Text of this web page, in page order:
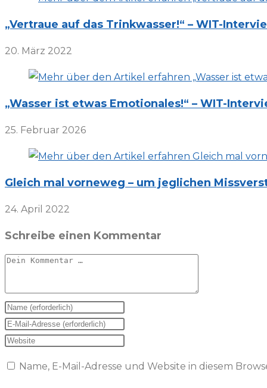
„Vertraue auf das Trinkwasser!“ – WIT-
20. März 2022
„Wasser ist etwas Emotionales!“ – WIT-
25. Februar 2026
Gleich mal vorneweg – um jeglichen
24. April 2022
Schreibe einen Kommentar
Kommentar
Gib
deinen
Namen
Benutzernamen
Gib
deine
Mail-
Gib
Website-
Name, E-Mail-Adresse und Website in diesem